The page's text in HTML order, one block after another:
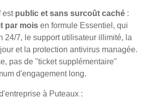
est public et sans surcoût caché :
par mois en formule Essentiel, qui
24/7, le support utilisateur illimité, la
et la protection antivirus managée.
pas de "ticket supplémentaire"
d'engagement long.
à Puteaux :